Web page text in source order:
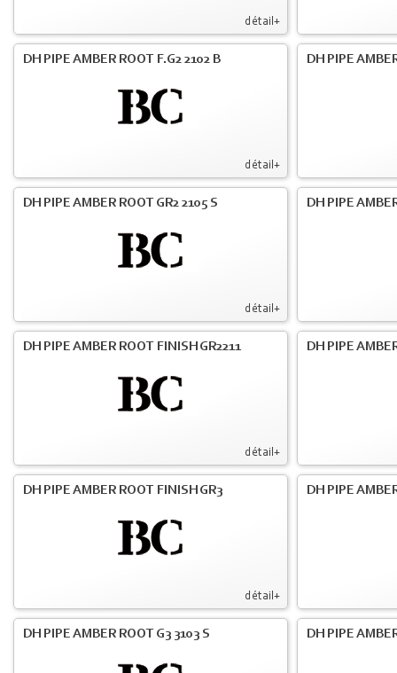
détail+
détail+
DH PIPE AMBER ROOT F.G2 2102 B DH PIPE
détail+
DH PIPE AMBER ROOT GR2 2105 S DH PIPE
détail+
DH PIPE AMBER ROOT FINISH GR2211 DH PIPE
détail+
DH PIPE AMBER ROOT FINISH GR3 DH PIPE
DH PIPE AMBER ROOT G3 3103 S DH PIPE